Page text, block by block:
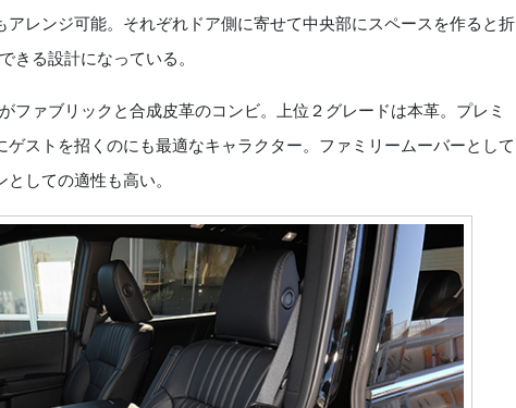
レンジ可能。それぞれドア側に寄せて中央部にスペースを作ると折
きる設計になっている。
ァブリックと合成皮革のコンビ。上位２グレードは本革。プレミ
ストを招くのにも最適なキャラクター。ファミリームーバーとして
しての適性も高い。